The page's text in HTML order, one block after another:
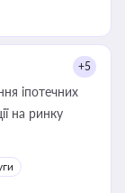
+5
іпотечних
на ринку